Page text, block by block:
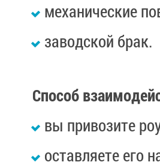
механические
заводской брак.
Способ
вы привозите
оставляете его